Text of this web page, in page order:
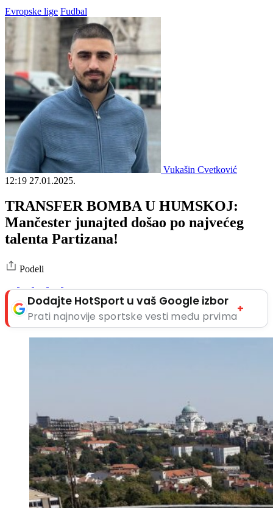
Evropske lige Fudbal
Vukašin Cvetković
12:19 27.01.2025.
TRANSFER BOMBA U HUMSKOJ:
Mančester junajted došao po najvećeg
talenta Partizana!
Podeli
Dodajte HotSport u vaš Google izbor
Prati najnovije sportske vesti među prvima
+